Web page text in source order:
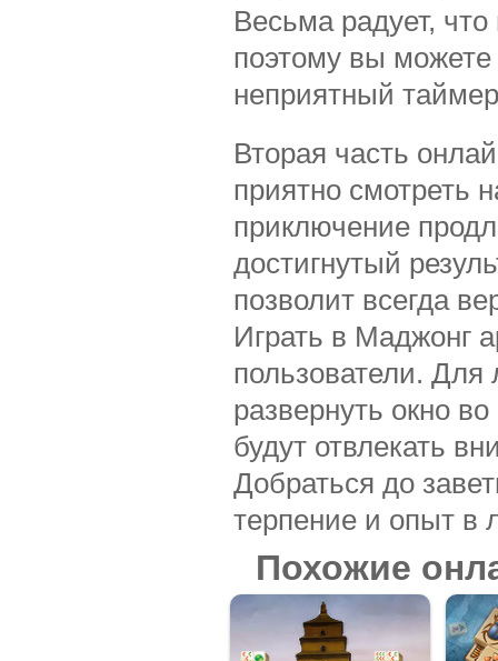
Весьма радует,
поэтому вы можете
неприятный
Вторая часть
приятно смотреть
приключение
достигнутый
позволит всегда
Играть в Маджонг
пользователи. Для
развернуть окно
будут отвлекать
Добраться до
терпение и опыт в
Похожие